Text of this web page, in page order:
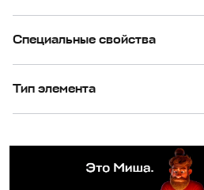
Специальные свойства
Тип элемента